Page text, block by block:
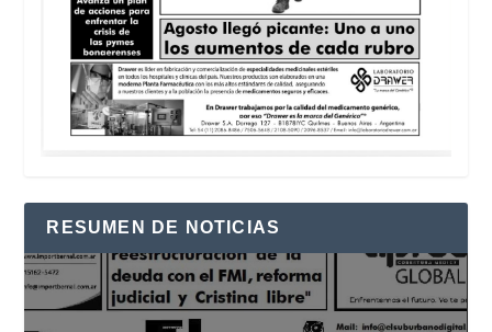
RESUMEN DE NOTICIAS
Reproductor
de
vídeo